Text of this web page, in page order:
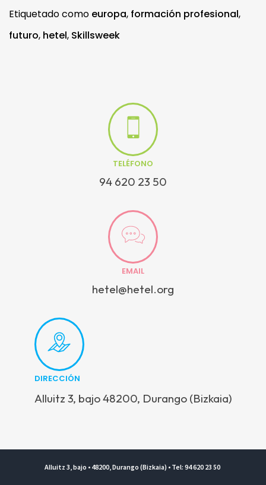
Etiquetado como europa, formación profesional,
futuro, hetel, Skillsweek
TELÉFONO
94 620 23 50
EMAIL
hetel@hetel.org
DIRECCIÓN
Alluitz 3, bajo 48200, Durango (Bizkaia)
Alluitz 3, bajo • 48200, Durango (Bizkaia) • Tel: 94 620 23 50